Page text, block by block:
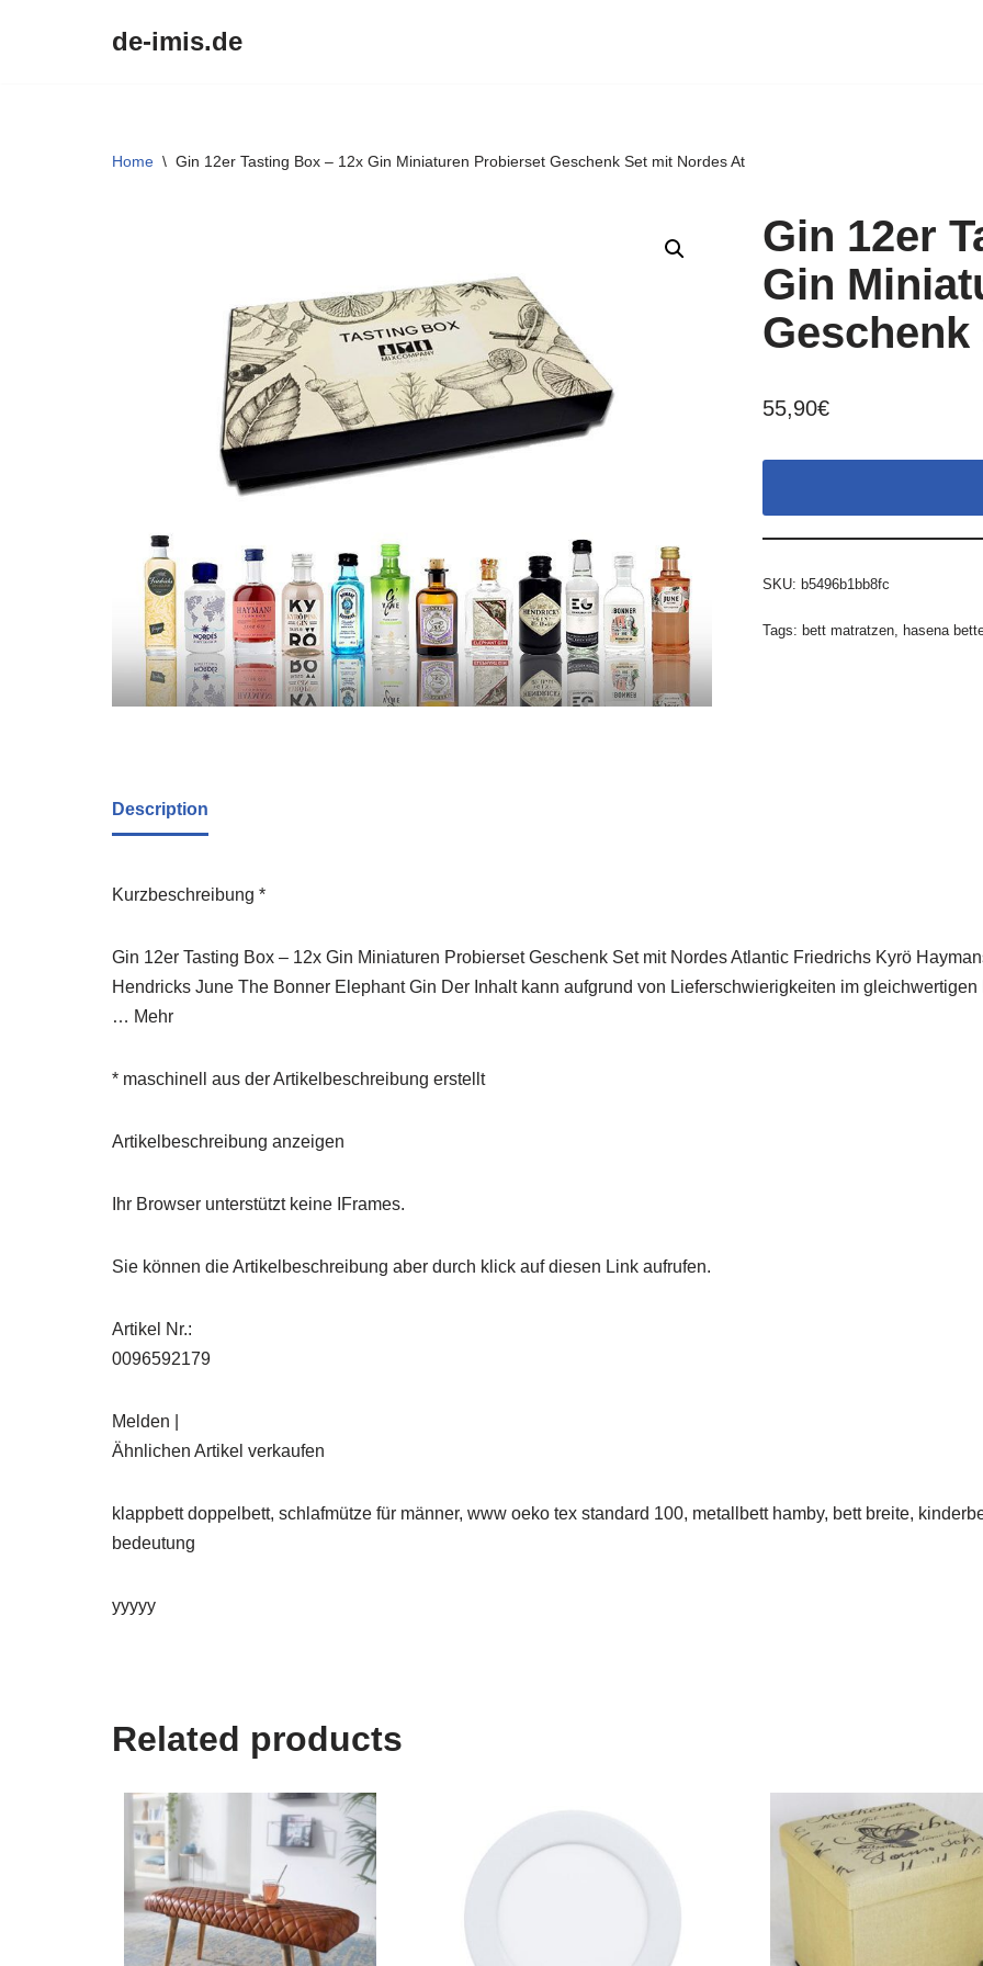
de-imis.de
Home \ Gin 12er Tasting Box – 12x Gin Miniaturen Probierset Geschenk Set mit Nordes At
Gin 12er
Gin
55,90€
SKU: b5496b1bb8fc
Tags: bett matratzen, hasena
Description
Kurzbeschreibung *
Gin 12er Tasting Box – 12x Gin Miniaturen Probierset Geschenk Set mit Nordes Atlantic Friedrichs Kyrö
Hendricks June The Bonner Elephant Gin Der Inhalt kann aufgrund von Lieferschwierigkeiten im
… Mehr
* maschinell aus der Artikelbeschreibung erstellt
Artikelbeschreibung anzeigen
Ihr Browser unterstützt keine IFrames.
Sie können die Artikelbeschreibung aber durch klick auf diesen Link aufrufen.
Artikel Nr.:
0096592179
Melden |
Ähnlichen Artikel verkaufen
klappbett doppelbett, schlafmütze für männer, www oeko tex standard 100, metallbett hamby, bett breite,
bedeutung
yyyyy
Related products